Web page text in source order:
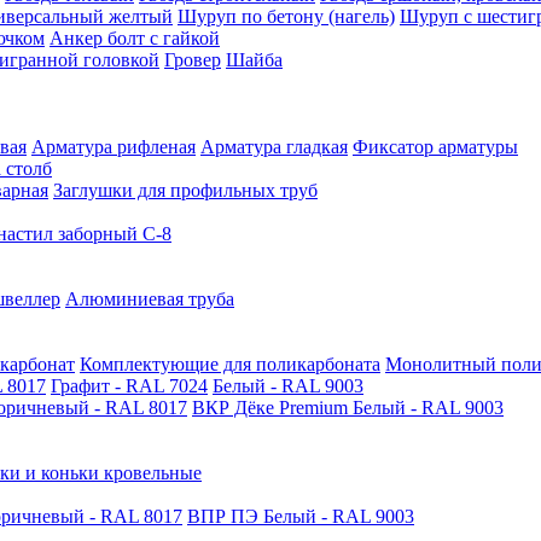
желтый Шуруп по бетону (нагель) Шуруп с
Анкер болт с гайкой
головкой Гровер Шайба
Арматура рифленая Арматура гладкая Фиксатор арматуры
Заглушки для профильных труб
заборный С-8
Алюминиевая труба
Комплектующие для поликарбоната Монолитный
8017 Графит - RAL 7024 Белый - RAL 9003
- RAL 8017 ВКР Дёке Premium Белый - RAL 9003
и коньки кровельные
- RAL 8017 ВПР ПЭ Белый - RAL 9003